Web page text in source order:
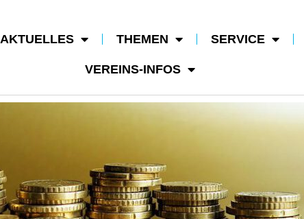
AKTUELLES THEMEN SERVICE
VEREINS-INFOS